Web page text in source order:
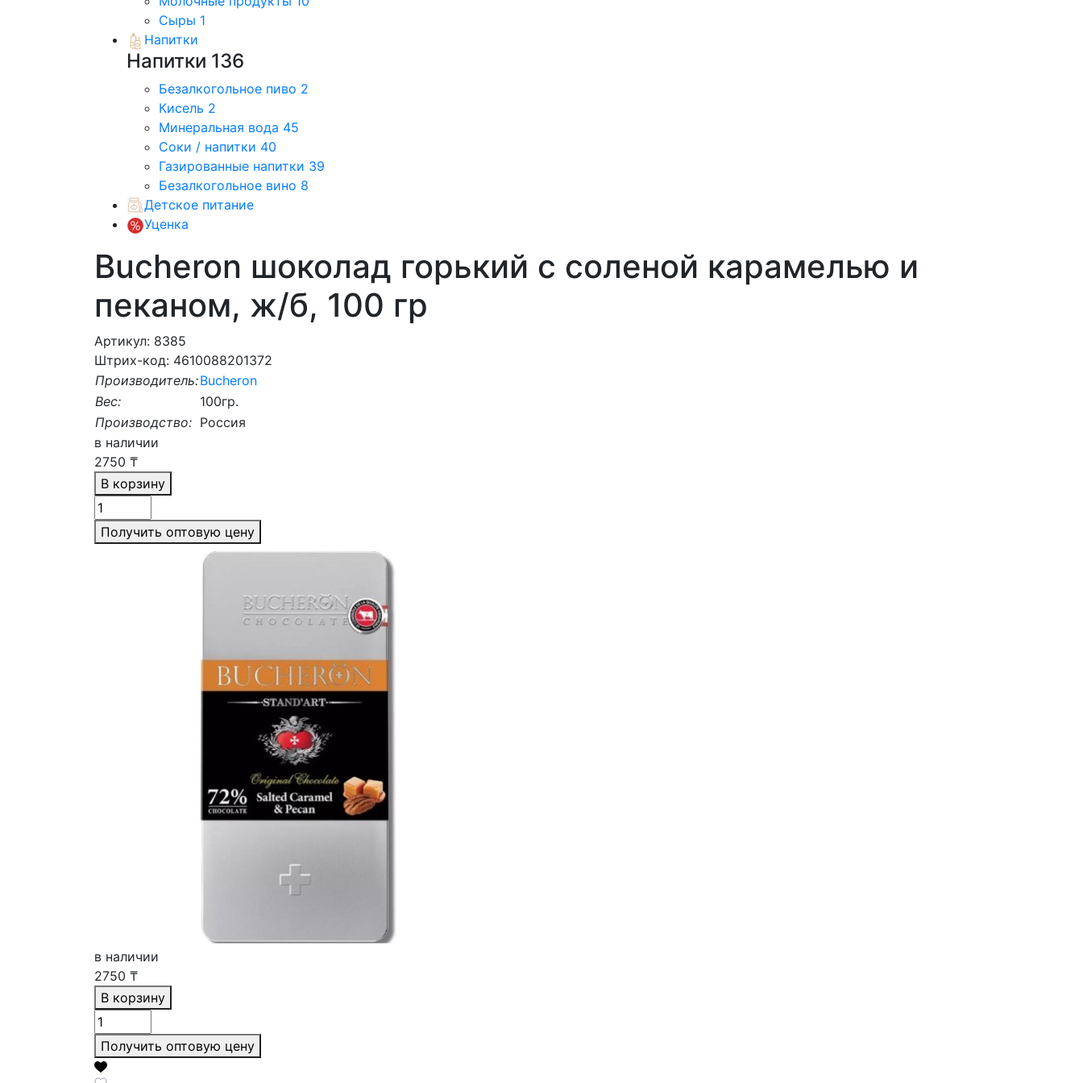
Сыры 1
Напитки
Напитки 136
Безалкогольное пиво 2
Кисель 2
Минеральная вода 45
Соки / напитки 40
Газированные напитки 39
Безалкогольное вино 8
Детское питание
Уценка
Bucheron шоколад горький c соленой карамелью и
пеканом, ж/б, 100 гр
Артикул: 8385
Штрих-код: 4610088201372
Производитель:Bucheron
Вес:
100гр.
Производство: Россия
в наличии
2750 ₸
В корзину
Получить оптовую цену
в наличии
2750 ₸
В корзину
Получить оптовую цену